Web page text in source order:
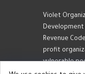
Violet
Development
Revenue
profit
vulnerable